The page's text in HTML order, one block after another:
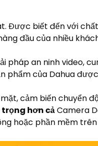
Được biết đến với
đầu của nhiều
pháp an ninh video,
phẩm của Dahua
cảm biến chuyển
hơn cảCamera
hoặc phần mềm